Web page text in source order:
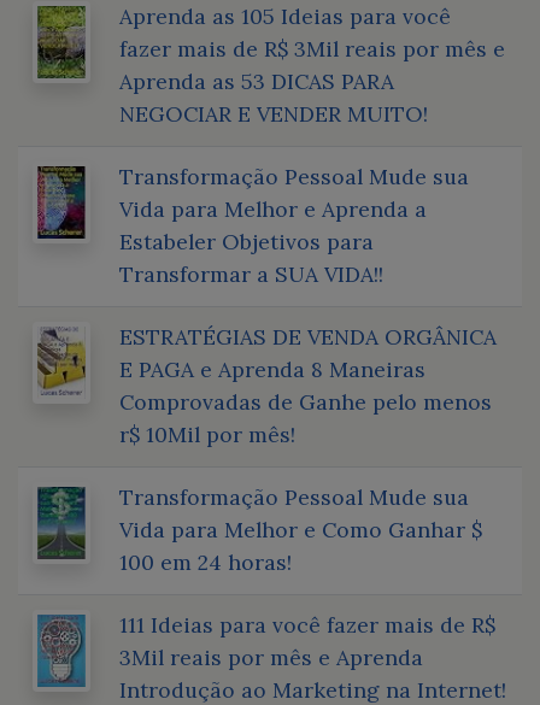
Aprenda as 105 Ideias para você
fazer mais de R$ 3Mil reais por mês e
Aprenda as 53 DICAS PARA
NEGOCIAR E VENDER MUITO!
Transformação Pessoal Mude sua
Vida para Melhor e Aprenda a
Estabeler Objetivos para
Transformar a SUA VIDA!!
ESTRATÉGIAS DE VENDA ORGÂNICA
E PAGA e Aprenda 8 Maneiras
Comprovadas de Ganhe pelo menos
r$ 10Mil por mês!
Transformação Pessoal Mude sua
Vida para Melhor e Como Ganhar $
100 em 24 horas!
111 Ideias para você fazer mais de R$
3Mil reais por mês e Aprenda
Introdução ao Marketing na Internet!